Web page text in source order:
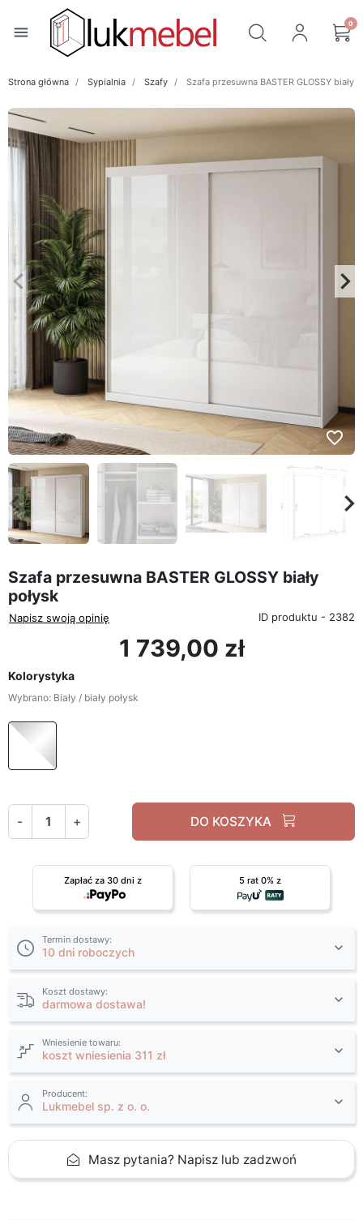
menu 0
Strona główna Sypialnia Szafy Szafa przesuwna BASTER GLOSSY biały
Poprzedni
keyboard_arrow_left keyboard_arrow_right
favorite_border
Poprzedni
Szafa przesuwna BASTER GLOSSY biały
połysk
Napisz swoją opinię ID produktu - 2382
1 739,00 zł
Kolorystyka
Wybrano: Biały / biały połysk
Biały / biały połysk
- + DO KOSZYKA
Zapłać za 30 dni z 5 rat 0% z
Termin dostawy:
10 dni roboczych
Koszt dostawy:
darmowa dostawa!
Wniesienie towaru:
koszt wniesienia 311 zł
Producent:
Lukmebel sp. z o. o.
Masz pytania? Napisz lub zadzwoń